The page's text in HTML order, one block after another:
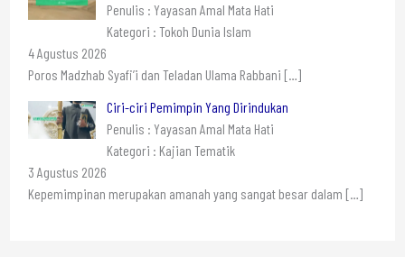
Penulis : Yayasan Amal Mata Hati
Kategori : Tokoh Dunia Islam
4 Agustus 2026
Poros Madzhab Syafi’i dan Teladan Ulama Rabbani […]
Ciri-ciri Pemimpin Yang Dirindukan
Penulis : Yayasan Amal Mata Hati
Kategori : Kajian Tematik
3 Agustus 2026
Kepemimpinan merupakan amanah yang sangat besar dalam […]